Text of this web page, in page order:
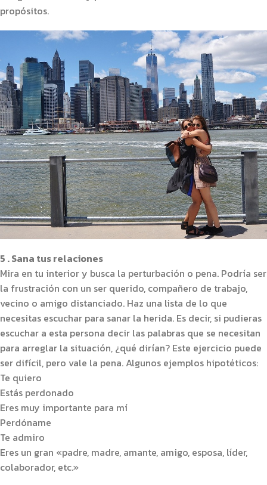
propósitos.
5 . Sana tus relaciones
Mira en tu interior y busca la perturbación o pena. Podría ser
la frustración con un ser querido, compañero de trabajo,
vecino o amigo distanciado. Haz una lista de lo que
necesitas escuchar para sanar la herida. Es decir, si pudieras
escuchar a esta persona decir las palabras que se necesitan
para arreglar la situación, ¿qué dirían? Este ejercicio puede
ser difícil, pero vale la pena. Algunos ejemplos hipotéticos:
Te quiero
Estás perdonado
Eres muy importante para mí
Perdóname
Te admiro
Eres un gran «padre, madre, amante, amigo, esposa, líder,
colaborador, etc.»